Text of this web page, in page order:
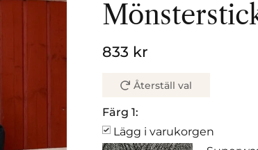
833 kr
Återställ val
Färg 1:
Lägg i varukorgen